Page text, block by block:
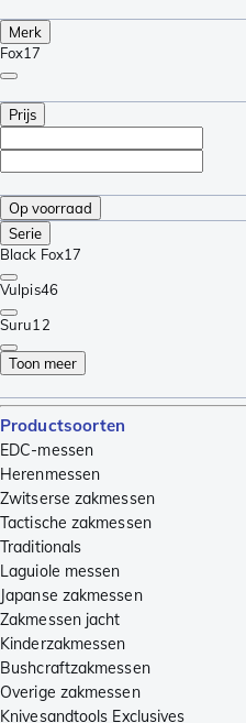
Merk
Fox17
Prijs
Op voorraad
Serie
Black Fox17
Vulpis46
Suru12
Toon meer
Productsoorten
EDC-messen
Herenmessen
Zwitserse zakmessen
Tactische zakmessen
Traditionals
Laguiole messen
Japanse zakmessen
Zakmessen jacht
Kinderzakmessen
Bushcraftzakmessen
Overige zakmessen
Knivesandtools Exclusives